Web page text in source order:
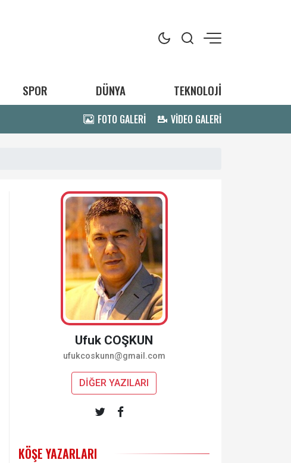
SPOR DÜNYA TEKNOLOJİ
FOTO GALERİ VİDEO GALERİ
Ufuk COŞKUN
ufukcoskunn@gmail.com
DİĞER YAZILARI
KÖŞE YAZARLARI